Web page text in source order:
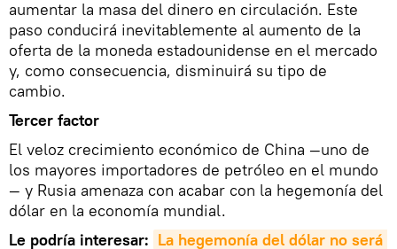
aumentar la masa del dinero en circulación. Este
paso conducirá inevitablemente al aumento de la
oferta de la moneda estadounidense en el mercado
y, como consecuencia, disminuirá su tipo de
cambio.
Tercer factor
El veloz crecimiento económico de China —uno de
los mayores importadores de petróleo en el mundo
— y Rusia amenaza con acabar con la hegemonía del
dólar en la economía mundial.
Le podría interesar: La hegemonía del dólar no será